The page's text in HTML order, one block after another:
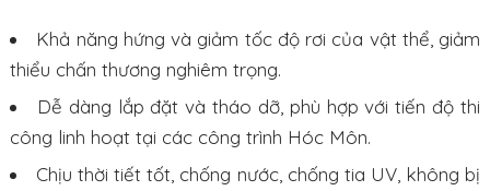
Khả năng hứng và giảm tốc độ rơi của vật thể, giảm
thiểu chấn thương nghiêm trọng.
Dễ dàng lắp đặt và tháo dỡ, phù hợp với tiến độ thi
công linh hoạt tại các công trình Hóc Môn.
Chịu thời tiết tốt, chống nước, chống tia UV, không bị